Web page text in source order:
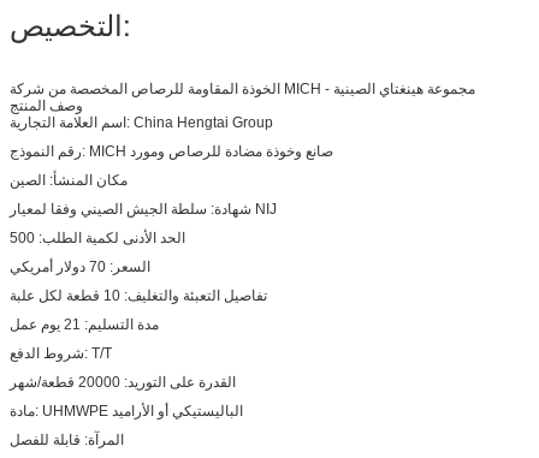
التخصيص:
الخوذة المقاومة للرصاص المخصصة من شركة MICH - مجموعة هينغتاي الصينية
وصف المنتج
اسم العلامة التجارية: China Hengtai Group
رقم النموذج: MICH صانع وخوذة مضادة للرصاص ومورد
مكان المنشأ: الصين
شهادة: سلطة الجيش الصيني وفقا لمعيار NIJ
الحد الأدنى لكمية الطلب: 500
السعر: 70 دولار أمريكي
تفاصيل التعبئة والتغليف: 10 قطعة لكل علبة
مدة التسليم: 21 يوم عمل
شروط الدفع: T/T
القدرة على التوريد: 20000 قطعة/شهر
مادة: UHMWPE الباليستيكي أو الأراميد
المرآة: قابلة للفصل